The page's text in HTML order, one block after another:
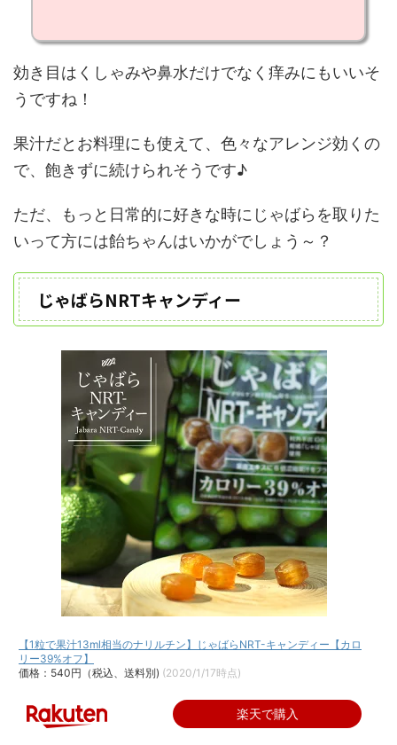
効き目はくしゃみや鼻水だけでなく痒みにもいいそ
うですね！
果汁だとお料理にも使えて、色々なアレンジ効くの
で、飽きずに続けられそうです♪
ただ、もっと日常的に好きな時にじゃばらを取りた
いって方には飴ちゃんはいかがでしょう～？
じゃばらNRTキャンディー
【1粒で果汁13ml相当のナリルチン】じゃばらNRT-キャンディー【カロ
リー39%オフ】
価格：540円（税込、送料別) (2020/1/17時点)
楽天で購入